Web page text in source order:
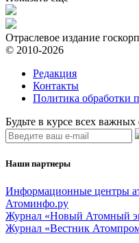
Отраслевое издание
© 2010-2026
Редакция
Контакты
Политика обработки
Будьте в курсе всех
Наши партнеры
Информационные центры
Атоминфо.ру
Журнал «Новый Атомный
Журнал «Вестник